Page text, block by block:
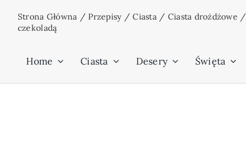
Strona Główna /Przepisy/Ciasta/ Ciasta drożdżowe /
czekoladą
Home Ciasta Desery Święta